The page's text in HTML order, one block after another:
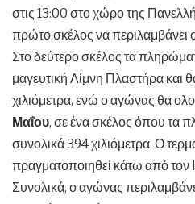
στις 13:00 στο χώρο της
πρώτο σκέλος να περιλαμβάνει
Στο δεύτερο σκέλος τα
μαγευτική Λίμνη Πλαστήρα και
χιλιόμετρα, ενώ ο αγώνας θα
Μαΐου, σε ένα σκέλος όπου τα
συνολικά 394 χιλιόμετρα. Ο
πραγματοποιηθεί κάτω από
Συνολικά, ο αγώνας